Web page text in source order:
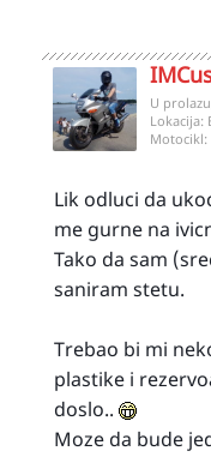
U
Lokacija:
Motocikl:
Lik odluci da
me gurne na
Tako da sam
saniram stetu.
Trebao bi mi
plastike i
doslo..
Moze da bude